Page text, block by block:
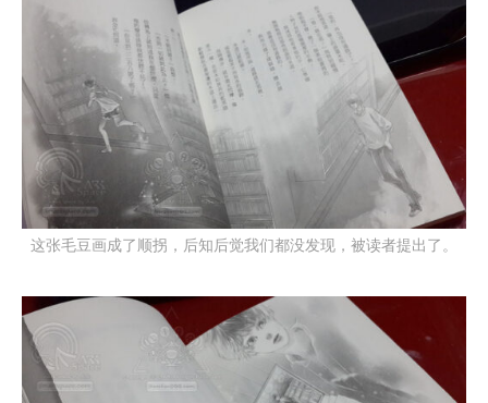
这张毛豆画成了顺拐，后知后觉我们都没发现，被读者提出了。